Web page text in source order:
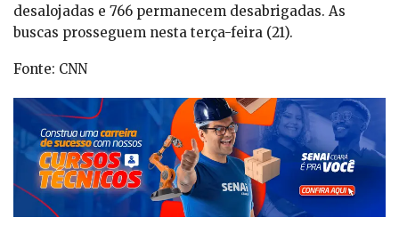
desalojadas e 766 permanecem desabrigadas. As
buscas prosseguem nesta terça-feira (21).
Fonte: CNN